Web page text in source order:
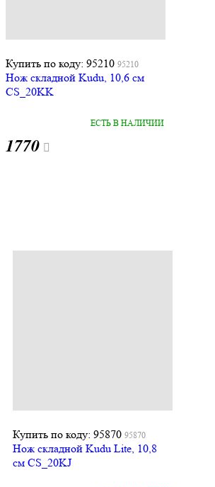
Купить по коду: 95210 95210
Нож складной Kudu, 10,6 см
CS_20KK
1770
ЕСТЬ В НАЛИЧИИ
Купить по коду: 95870 95870
Нож складной Kudu Lite, 10,8
см CS_20KJ